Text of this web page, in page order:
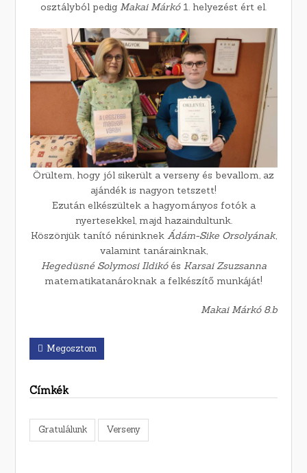
osztályból pedig Makai Márkó1. helyezést ért el.
Örültem, hogy jól sikerült a verseny és bevallom, az
ajándék is nagyon tetszett!
Ezután elkészültek a hagyományos fotók a
nyertesekkel, majd hazaindultunk.
Köszönjük tanító néninknek Ádám-Sike Orsolyának,
valamint tanárainknak,
Hegedüsné Solymosi Ildikóés Karsai Zsuzsanna
matematikatanároknak a felkészítő munkáját!
Makai Márkó 8.b
Megosztom
Címkék
Gratulálunk Verseny